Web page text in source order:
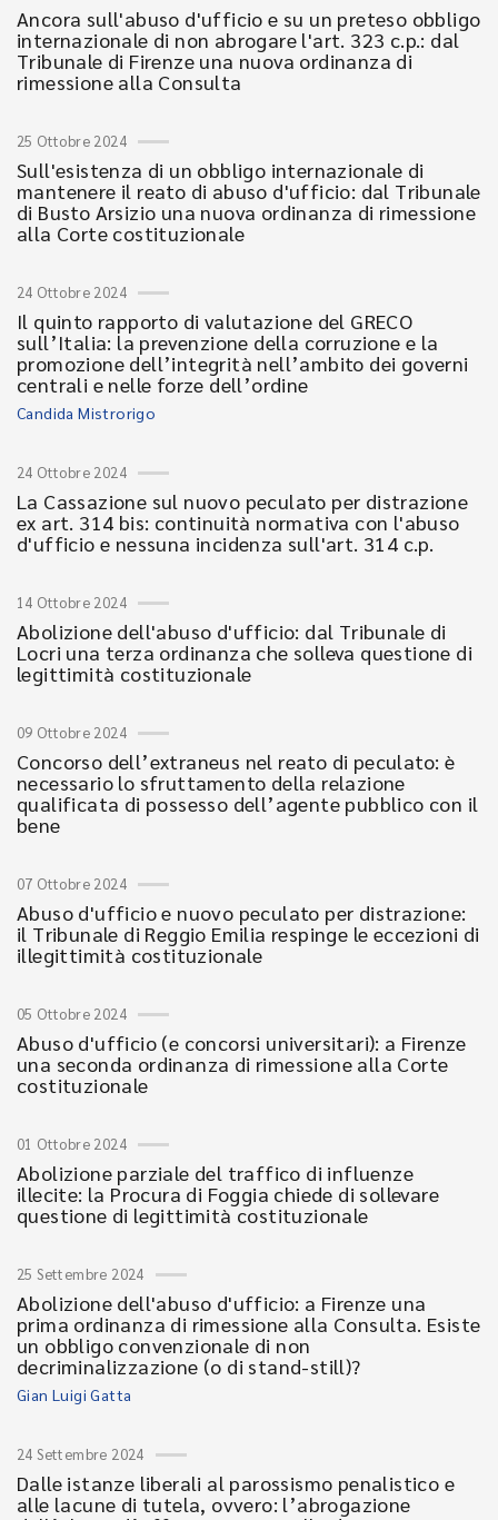
Ancora sull'abuso d'ufficio e su un preteso obbligo
internazionale di non abrogare l'art. 323 c.p.: dal
Tribunale di Firenze una nuova ordinanza di
rimessione alla Consulta
25 Ottobre 2024
Sull'esistenza di un obbligo internazionale di
mantenere il reato di abuso d'ufficio: dal Tribunale
di Busto Arsizio una nuova ordinanza di rimessione
alla Corte costituzionale
24 Ottobre 2024
Il quinto rapporto di valutazione del GRECO
sull’Italia: la prevenzione della corruzione e la
promozione dell’integrità nell’ambito dei governi
centrali e nelle forze dell’ordine
Candida Mistrorigo
24 Ottobre 2024
La Cassazione sul nuovo peculato per distrazione
ex art. 314 bis: continuità normativa con l'abuso
d'ufficio e nessuna incidenza sull'art. 314 c.p.
14 Ottobre 2024
Abolizione dell'abuso d'ufficio: dal Tribunale di
Locri una terza ordinanza che solleva questione di
legittimità costituzionale
09 Ottobre 2024
Concorso dell’extraneus nel reato di peculato: è
necessario lo sfruttamento della relazione
qualificata di possesso dell’agente pubblico con il
bene
07 Ottobre 2024
Abuso d'ufficio e nuovo peculato per distrazione:
il Tribunale di Reggio Emilia respinge le eccezioni di
illegittimità costituzionale
05 Ottobre 2024
Abuso d'ufficio (e concorsi universitari): a Firenze
una seconda ordinanza di rimessione alla Corte
costituzionale
01 Ottobre 2024
Abolizione parziale del traffico di influenze
illecite: la Procura di Foggia chiede di sollevare
questione di legittimità costituzionale
25 Settembre 2024
Abolizione dell'abuso d'ufficio: a Firenze una
prima ordinanza di rimessione alla Consulta. Esiste
un obbligo convenzionale di non
decriminalizzazione (o di stand-still)?
Gian Luigi Gatta
24 Settembre 2024
Dalle istanze liberali al parossismo penalistico e
alle lacune di tutela, ovvero: l’abrogazione